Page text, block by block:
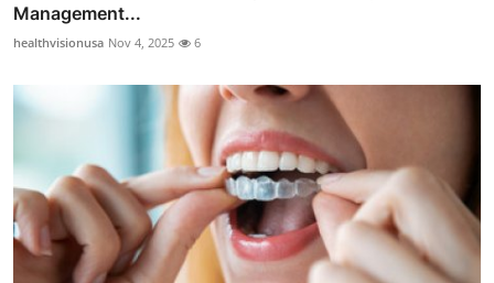
Management...
healthvisionusa Nov 4, 2025 6